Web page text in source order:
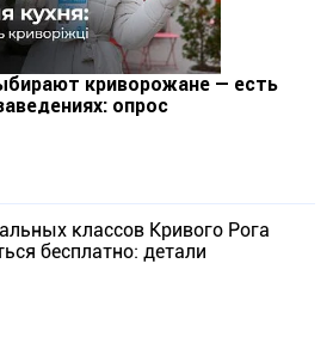
криворожане — есть
опрос
классов Кривого Рога
бесплатно: детали